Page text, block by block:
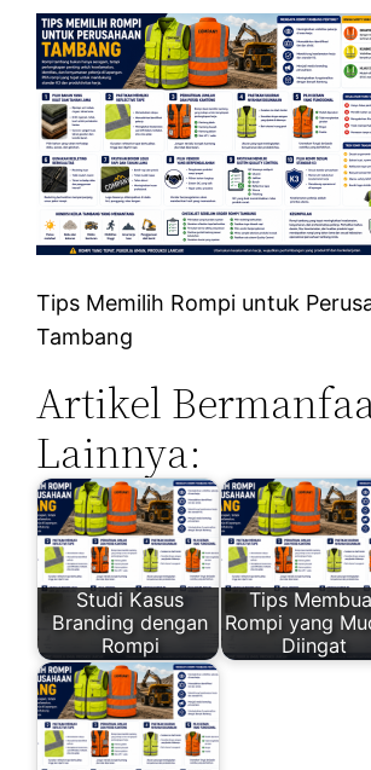
Tips Memilih Rompi untuk
Tambang
Artikel
Lainnya:
Studi Kasus
Branding dengan
Rompi
Tips
Rompi yang
Diingat